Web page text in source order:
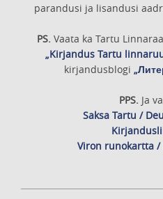
parandusi ja lisandusi
PS. Vaata ka Tartu
„Kirjandus Tartu
kirjandusblogi
PPS. Ja
Saksa Tartu /
Viron runokartta